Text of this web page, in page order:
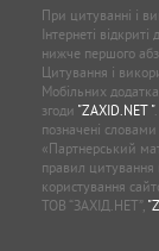
При цитуванні і
Інтернеті
нижче першого
Цитування і
Мобільних
згоди "ZAXID.NET "
позначені
«Партнерський
правил
користування
ТОВ “ЗАХІД.НЕТ”,